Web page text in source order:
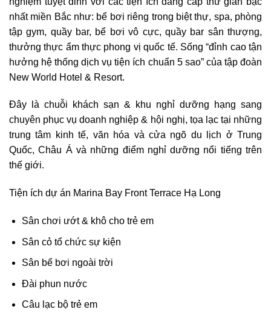
nhất miền Bắc như: bể bơi riêng trong biệt thự, spa, phòng
tập gym, quầy bar, bể bơi vô cực, quầy bar sân thượng,
thưởng thực ẩm thực phong vị quốc tế. Sống “đỉnh cao tận
hưởng hệ thống dịch vụ tiện ích chuẩn 5 sao” của tập đoàn
New World Hotel & Resort.
Đây là chuỗi khách sạn & khu nghỉ dưỡng hạng sang
chuyên phục vụ doanh nghiệp & hội nghị, tọa lạc tại những
trung tâm kinh tế, văn hóa và cửa ngõ du lịch ở Trung
Quốc, Châu Á và những điểm nghỉ dưỡng nổi tiếng trên
thế giới.
Tiện ích dự án Marina Bay Front Terrace Hạ Long
Sân chơi ướt & khô cho trẻ em
Sân cỏ tổ chức sự kiện
Sân bể bơi ngoài trời
Đài phun nước
Câu lạc bộ trẻ em